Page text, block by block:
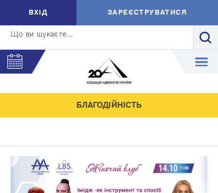
Що ви шукаєте...
ВXIД ЗАРЕЄСТРУВАТИСЯ
БЛАГОДІЙНІСТЬ